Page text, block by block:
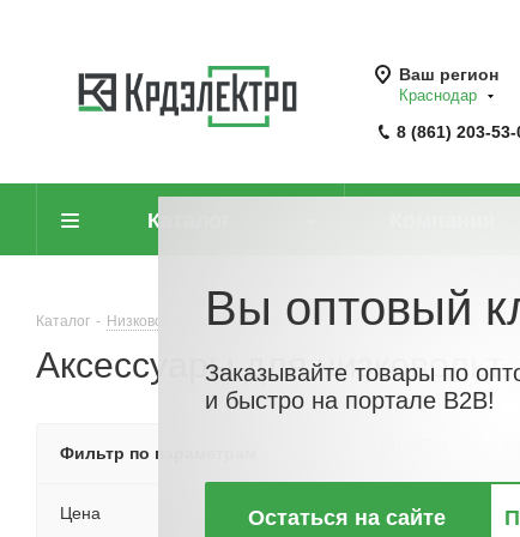
Ваш регион
Краснодар
8 (861) 203-53-
Каталог
Каталог - Низковольтное оборудование - Предохранители
Аксессуары для
Фильтр по параметрам
Цена
Вы оптовый
Заказывайте товары по
и быстро на портале B2B!
Остаться на сайте